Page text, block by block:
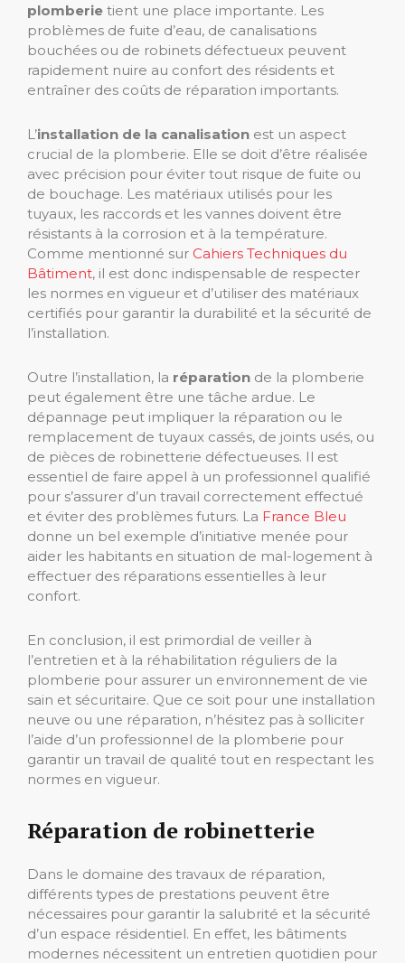
plomberie tient une place importante. Les
problèmes de fuite d’eau, de canalisations
bouchées ou de robinets défectueux peuvent
rapidement nuire au confort des résidents et
entraîner des coûts de réparation importants.
L’installation de la canalisation est un aspect
crucial de la plomberie. Elle se doit d’être réalisée
avec précision pour éviter tout risque de fuite ou
de bouchage. Les matériaux utilisés pour les
tuyaux, les raccords et les vannes doivent être
résistants à la corrosion et à la température.
Comme mentionné sur Cahiers Techniques du
Bâtiment, il est donc indispensable de respecter
les normes en vigueur et d’utiliser des matériaux
certifiés pour garantir la durabilité et la sécurité de
l’installation.
Outre l’installation, la réparation de la plomberie
peut également être une tâche ardue. Le
dépannage peut impliquer la réparation ou le
remplacement de tuyaux cassés, de joints usés, ou
de pièces de robinetterie défectueuses. Il est
essentiel de faire appel à un professionnel qualifié
pour s’assurer d’un travail correctement effectué
et éviter des problèmes futurs. La France Bleu
donne un bel exemple d’initiative menée pour
aider les habitants en situation de mal-logement à
effectuer des réparations essentielles à leur
confort.
En conclusion, il est primordial de veiller à
l’entretien et à la réhabilitation réguliers de la
plomberie pour assurer un environnement de vie
sain et sécuritaire. Que ce soit pour une installation
neuve ou une réparation, n’hésitez pas à solliciter
l’aide d’un professionnel de la plomberie pour
garantir un travail de qualité tout en respectant les
normes en vigueur.
Réparation de robinetterie
Dans le domaine des travaux de réparation,
différents types de prestations peuvent être
nécessaires pour garantir la salubrité et la sécurité
d’un espace résidentiel. En effet, les bâtiments
modernes nécessitent un entretien quotidien pour